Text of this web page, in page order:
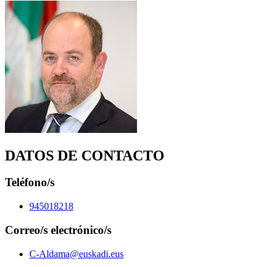
DATOS DE CONTACTO
Teléfono/s
945018218
Correo/s electrónico/s
C-Aldama@euskadi.eus